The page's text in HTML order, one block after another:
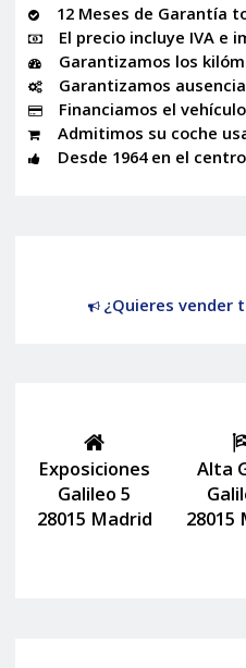
12 Meses de Garantía
El precio incluye IVA e
Garantizamos los
Garantizamos
Financiamos el
Admitimos su coche
Desde 1964 en el
¿Quieres vender
Exposiciones
Galileo 5
28015 Madrid
Alta
28015